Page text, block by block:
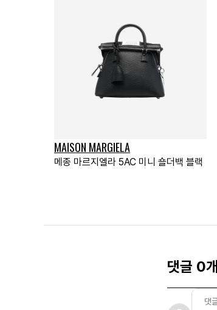
MAISON MARGIELA
메종 마르지엘라 5AC 미니 숄더백 블랙
댓글 0개